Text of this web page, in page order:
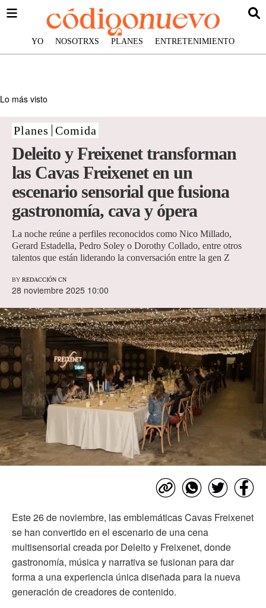
YO NOSOTRXS PLANES ENTRETENIMIENTO
Lo más visto
Planes Comida
Deleito y Freixenet transforman
las Cavas Freixenet en un
escenario sensorial que fusiona
gastronomía, cava y ópera
La noche reúne a perfiles reconocidos como Nico Millado,
Gerard Estadella, Pedro Soley o Dorothy Collado, entre otros
talentos que están liderando la conversación entre la gen Z
BY REDACCIÓN CN
28 noviembre 2025 10:00
Este 26 de noviembre, las emblemáticas Cavas Freixenet
se han convertido en el escenario de una cena
multisensorial creada por Deleito y Freixenet, donde
gastronomía, música y narrativa se fusionan para dar
forma a una experiencia única diseñada para la nueva
generación de creadores de contenido.